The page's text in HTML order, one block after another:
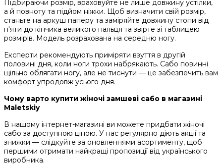
Підбираючи розмір, враховуйте не лише довжину устілки,
а й повноту та підйом ніжки. Щоб визначити свій розмір,
станьте на аркуш паперу та заміряйте довжину стопи від
п'яти до кінчика великого пальця та звірте зі таблицею
розмірів. Модель розрахована на середню ногу.
Експерти рекомендують приміряти взуття в другій
половині дня, коли ноги трохи набрякають. Сабо повинні
щільно облягати ногу, але не тиснути — це забезпечить вам
комфорт упродовж усього дня.
Чому варто купити жіночі замшеві сабо в магазині
Maletskiy
В нашому інтернет-магазині ви можете придбати жіночі
сабо за доступною ціною. У нас регулярно діють акції та
знижки — слідкуйте за оновленнями асортименту, щоб
першими отримати найкращі пропозиції від українського
виробника.